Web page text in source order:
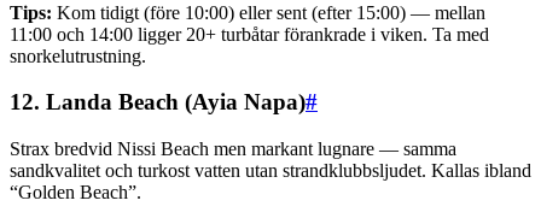
Tips: Kom tidigt (före 10:00) eller sent (efter 15:00) — mellan
11:00 och 14:00 ligger 20+ turbåtar förankrade i viken. Ta med
snorkelutrustning.
12. Landa Beach (Ayia Napa)#
Strax bredvid Nissi Beach men markant lugnare — samma
sandkvalitet och turkost vatten utan strandklubbsljudet. Kallas ibland
“Golden Beach”.